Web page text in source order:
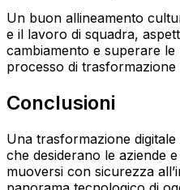
Un buon allineamento
e il lavoro di squadra,
cambiamento e superare
processo di trasformazione
Conclusioni
Una trasformazione
che desiderano le aziende
muoversi con sicurezza